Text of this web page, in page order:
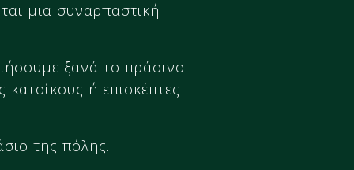
μια συναρπαστική
ξανά το πράσινο
ή επισκέπτες
της πόλης.